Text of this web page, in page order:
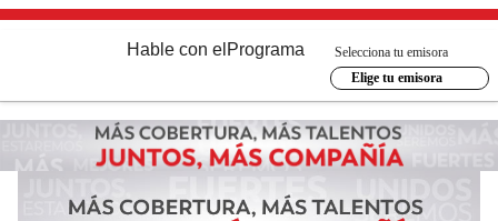
Hable con el Programa
Selecciona tu emisora
Elige tu emisora